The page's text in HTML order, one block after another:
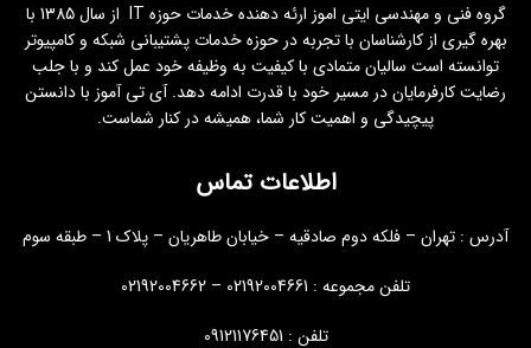
گروه فنی و مهندسی ایتی اموز ارئه دهنده خدمات حوزه IT از سال 1385 با
بهره گیری از کارشناسان با تجربه در حوزه خدمات پشتیبانی شبکه و کامپیوتر
توانسته است سالیان متمادی با کیفیت به وظیفه خود عمل کند و با جلب
رضایت کارفرمایان در مسیر خود با قدرت ادامه دهد. آی تی آموز با دانستن
پیچیدگی و اهمیت کار شما، همیشه در کنار شماست.
اطلاعات تماس
آدرس : تهران – فلکه دوم صادقیه – خیابان طاهریان – پلاک 1 – طبقه سوم
تلفن مجموعه : 02192004661 – 02192004662
تلفن : 09121176451